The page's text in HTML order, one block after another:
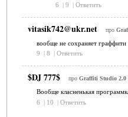
6
| 9 | Ответить
vitasik742@ukr.net про
вообще не сохраняет граффити
9
8 Ответить
$DJ 777$ про Graffiti Studio 2.0
Вообще класненькая
6
| 10 | Ответить